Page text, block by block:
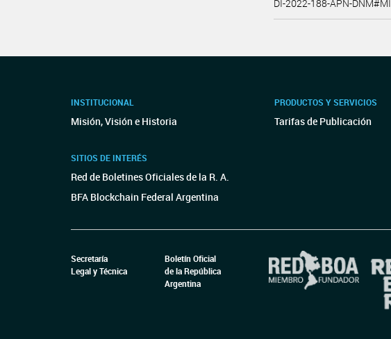
DI-2022-188-APN-DNM#MI
INSTITUCIONAL
Misión, Visión e Historia
SITIOS DE INTERÉS
Red de Boletines Oficiales de la R. A.
BFA Blockchain Federal Argentina
PRODUCTOS Y SERVICIOS
Tarifas de Publicación
Secretaría
Legal y Técnica
Boletín Oficial
de la República
Argentina